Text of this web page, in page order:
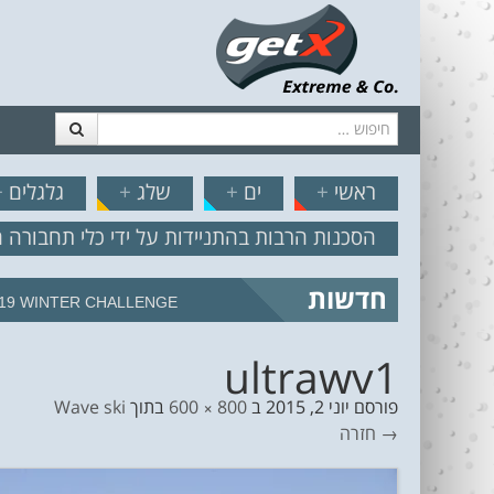
חיפוש
// תפריט
דלג לתוכן
ראשי + ים + שלג + גלגלים
הסכנות הרבות בהתניידות על ידי כלי
חדשות מצב הים והרוח – תחזית גלים
ultrawv1
פורסם יוני 2, 2015 ב800 × 600 בתוך Wave ski
→ חזרה